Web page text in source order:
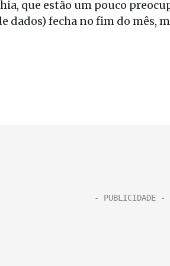
que estão um pouco
dados) fecha no fim do mês,